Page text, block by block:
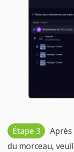
Étape 3
Après
du morceau,